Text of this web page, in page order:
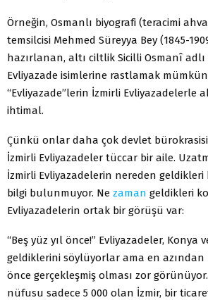
Örneğin, Osmanlı biyografi (teracimi
temsilcisi Mehmed Süreyya Bey (1845-
hazırlanan, altı ciltlik Sicilli Osmanî adlı
Evliyazade isimlerine rastlamak
“Evliyazade”lerin İzmirli Evliyazadelerle
ihtimal.
Çünkü onlar daha çok devlet
İzmirli Evliyazadeler tüccar bir aile.
İzmirli Evliyazadelerin nereden
bilgi bulunmuyor. Ne zaman geldikleri
Evliyazadelerin ortak bir görüşü var:
“Beş yüz yıl önce!” Evliyazadeler, Konya
geldiklerini söylüyorlar ama en azından
önce gerçekleşmiş olması zor
nüfusu sadece 5 000 olan İzmir, bir